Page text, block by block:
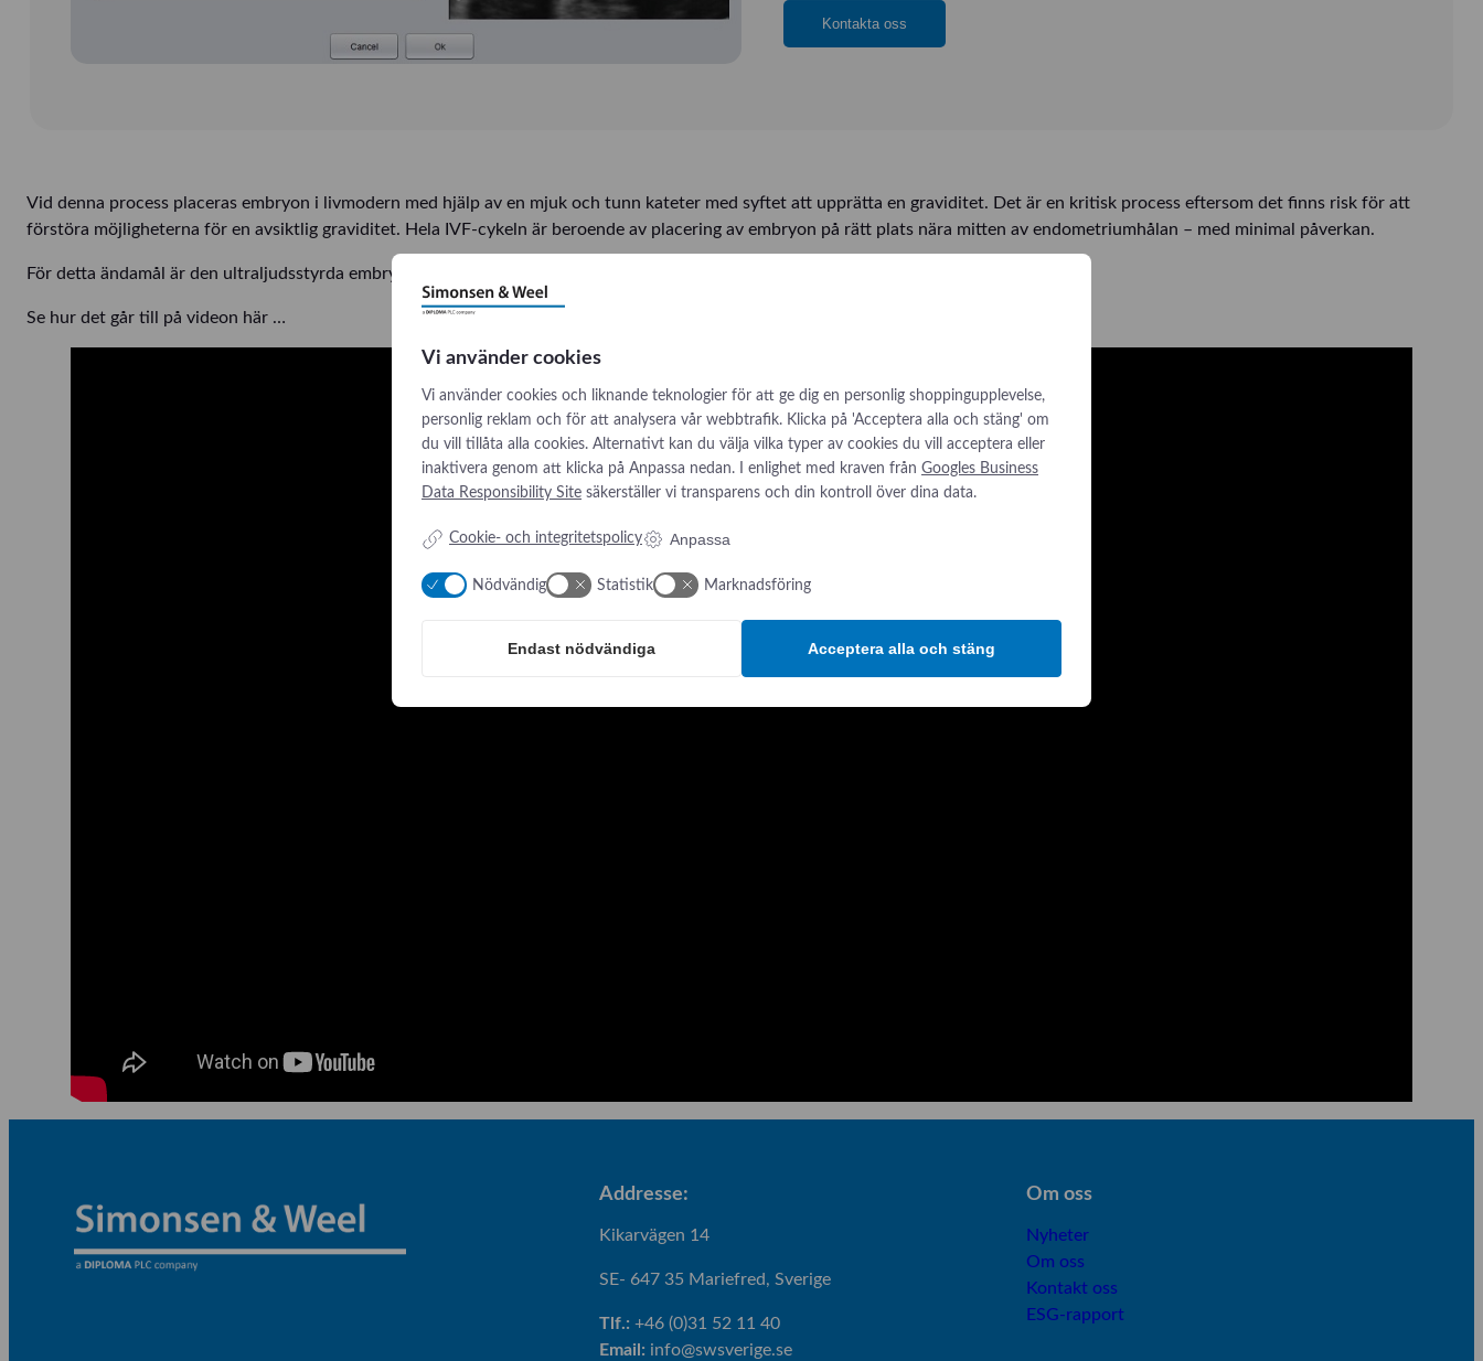
Kontakta oss
Vid denna process placeras embryon i livmodern med hjälp av en mjuk och tunn kateter med syftet att upprätta en graviditet. Det är en kritisk process eftersom det finns risk för att
förstöra möjligheterna för en avsiktlig graviditet. Hela IVF-cykeln är beroende av placering av embryon på rätt plats nära mitten av endometriumhålan – med minimal påverkan.
För detta ändamål är den ultraljudsstyrda embryoöverförseln den mest effektiva tekniken.
Se hur det går till på videon här …
Addresse:
Kikarvägen 14
SE- 647 35 Mariefred, Sverige
Tlf.: +46 (0)31 52 11 40
Email: info@swsverige.se
Om oss
Nyheter
Om oss
Kontakt oss
ESG-rapport
Vi använder cookies
Vi använder cookies och liknande teknologier för att ge dig en personlig shoppingupplevelse,
personlig reklam och för att analysera vår webbtrafik. Klicka på 'Acceptera alla och stäng' om
du vill tillåta alla cookies. Alternativt kan du välja vilka typer av cookies du vill acceptera eller
inaktivera genom att klicka på Anpassa nedan. I enlighet med kraven från Googles Business
Data Responsibility Site säkerställer vi transparens och din kontroll över dina data.
Cookie- och integritetspolicy Anpassa
Nödvändig Statistik Marknadsföring
Endast nödvändiga Acceptera alla och stäng